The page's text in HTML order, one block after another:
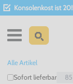
Konsolenkost ist 20!
Alle Artikel
Sofort lieferbar
85